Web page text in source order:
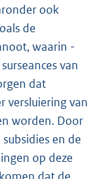
ook
de
waarin -
van
dat
versluiering van
worden. Door
en de
op deze